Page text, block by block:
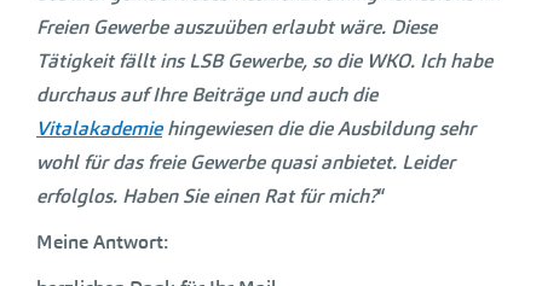
Freien Gewerbe auszuüben erlaubt wäre. Diese
Tätigkeit fällt ins LSB Gewerbe, so die WKO. Ich habe
durchaus auf Ihre Beiträge und auch die
Vitalakademiehingewiesen die die Ausbildung sehr
wohl für das freie Gewerbe quasi anbietet. Leider
erfolglos. Haben Sie einen Rat für mich?“
Meine Antwort: